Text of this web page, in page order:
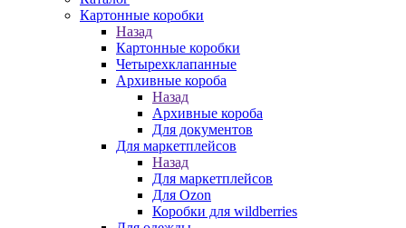
Картонные коробки
Назад
Картонные коробки
Четырехклапанные
Архивные короба
Назад
Архивные короба
Для документов
Для маркетплейсов
Назад
Для маркетплейсов
Для Ozon
Коробки для wildberries